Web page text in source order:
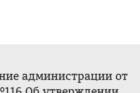
администрации от